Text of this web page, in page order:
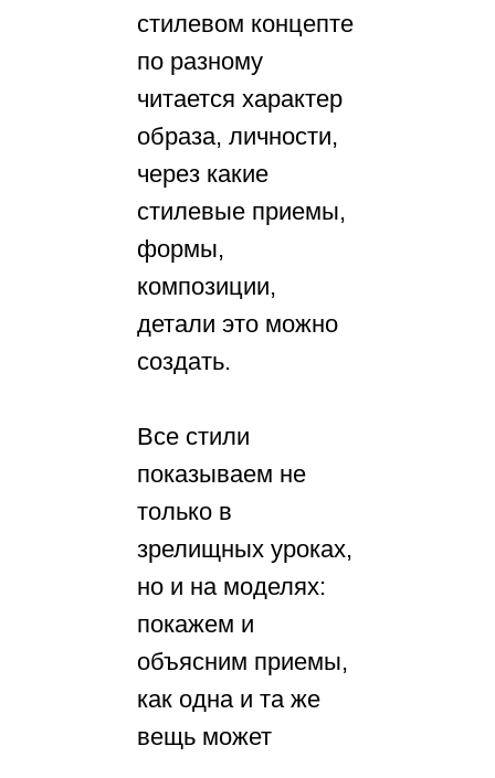
стилевом концепте
по разному
читается характер
образа, личности,
через какие
стилевые приемы,
формы,
композиции,
детали это можно
создать.
Все стили
показываем не
только в
зрелищных уроках,
но и на моделях:
покажем и
объясним приемы,
как одна и та же
вещь может